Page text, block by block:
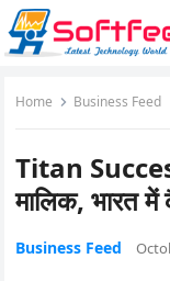
Home Business Feed
Titan
मालिक, भारत
Business Feed